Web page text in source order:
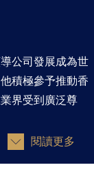
公司發展成為世
積極參予推動香
界受到廣泛尊
閱讀更多